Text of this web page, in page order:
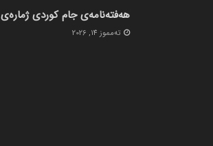
هەفتەنامەی جام کوردی ژمارەی 431
ته‌مموز 14, 2026